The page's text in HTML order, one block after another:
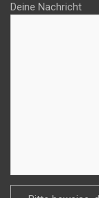
Deine Nachricht